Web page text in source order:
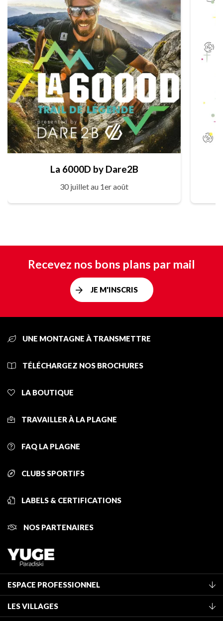
La 6000D by Dare2B
30 juillet au 1er août
Recevez nos bons plans par mail
JE M'INSCRIS
UNE MONTAGNE À TRANSMETTRE
TÉLÉCHARGEZ NOS BROCHURES
LA BOUTIQUE
TRAVAILLER À LA PLAGNE
FAQ LA PLAGNE
CLUBS SPORTIFS
LABELS & CERTIFICATIONS
NOS PARTENAIRES
ESPACE PROFESSIONNEL
Classement des meublés
LES VILLAGES